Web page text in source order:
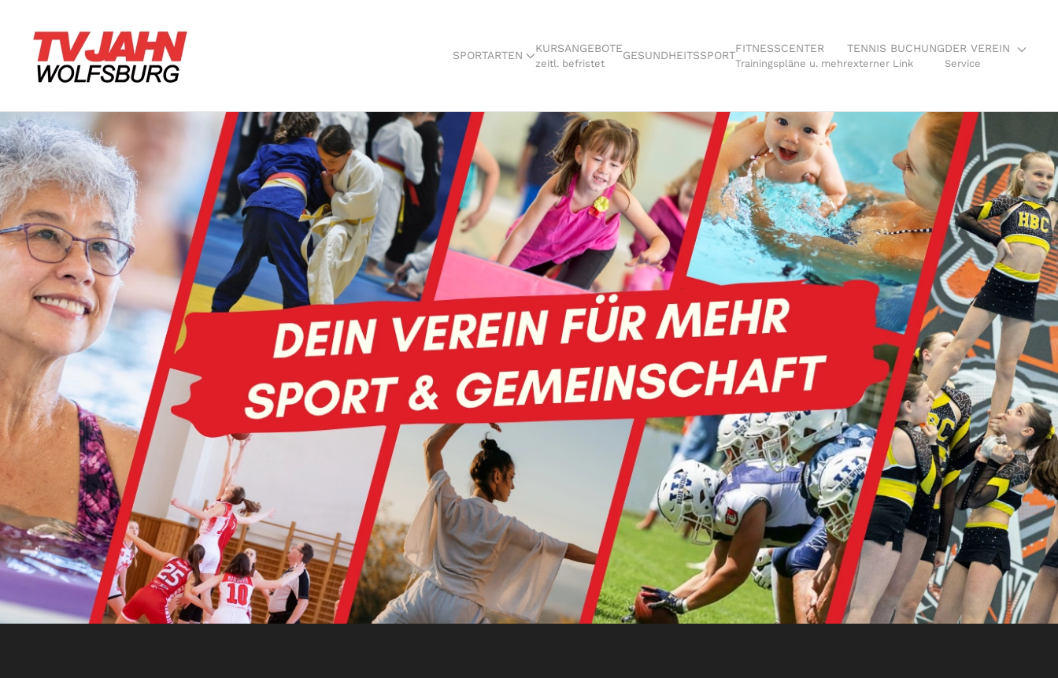
Zum Hauptinhalt springen
SPORTARTEN
KURSANGEBOTE
zeitl. befristet
GESUNDHEITSSPORT
FITNESSCENTER
Trainingspläne u. mehr
TENNIS BUCHUNG
externer Link
DER VEREIN
Service